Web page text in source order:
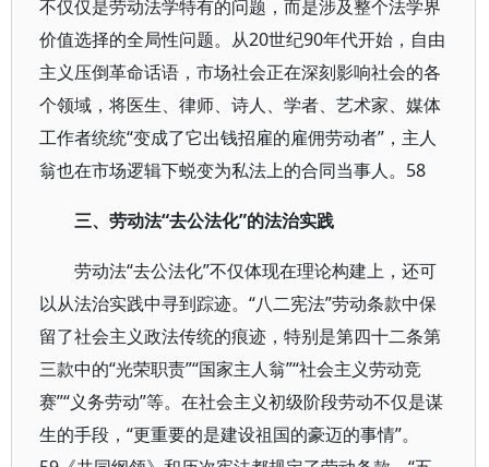
不仅仅是劳动法学特有的问题，而是涉及整个法学界
价值选择的全局性问题。从20世纪90年代开始，自由
主义压倒革命话语，市场社会正在深刻影响社会的各
个领域，将医生、律师、诗人、学者、艺术家、媒体
工作者统统“变成了它出钱招雇的雇佣劳动者”，主人
翁也在市场逻辑下蜕变为私法上的合同当事人。58
三、劳动法“去公法化”的法治实践
劳动法“去公法化”不仅体现在理论构建上，还可
以从法治实践中寻到踪迹。“八二宪法”劳动条款中保
留了社会主义政法传统的痕迹，特别是第四十二条第
三款中的“光荣职责”“国家主人翁”“社会主义劳动竞
赛”“义务劳动”等。在社会主义初级阶段劳动不仅是谋
生的手段，“更重要的是建设祖国的豪迈的事情”。